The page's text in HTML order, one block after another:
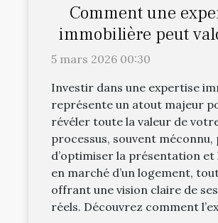
Comment une
immobilière peut
votre bien ?
5 mars 2026 00:30
Investir dans une expertise
représente un atout majeur
révéler toute la valeur de
processus, souvent
d’optimiser la présentation et
en marché d’un logement,
offrant une vision claire de
réels. Découvrez comment